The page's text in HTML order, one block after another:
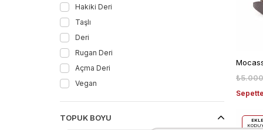
Hakiki Deri
Taşlı
Deri
Rugan Deri
Açma Deri
Vegan
TOPUK BOYU